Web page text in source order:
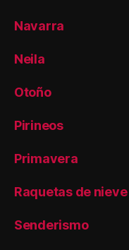
Navarra
Neila
Otoño
Pirineos
Primavera
Raquetas de nieve
Senderismo